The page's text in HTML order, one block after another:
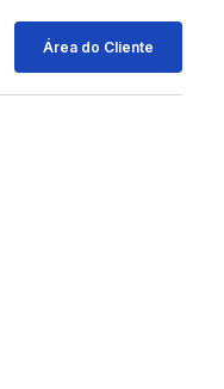
Área do Cliente